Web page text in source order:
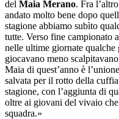
del Maia Merano. Fra
andato molto bene dopo
stagione abbiamo subìto
tutte. Verso fine campionato
nelle ultime giornate
giocavano meno
Maia di quest’anno è
salvata per il rotto della
stagione, con l’aggiunta di
oltre ai giovani del vivaio
squadra.»